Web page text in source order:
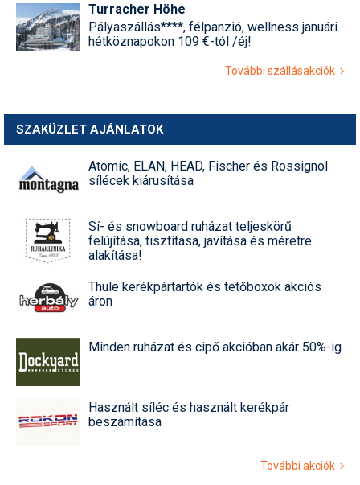
Turracher Höhe
Pályaszállás****, félpanzió, wellness januári
hétköznapokon 109 €-tól /éj!
További szállásakciók
SZAKÜZLET AJÁNLATOK
Atomic, ELAN, HEAD, Fischer és Rossignol
sílécek kiárusítása
Sí- és snowboard ruházat teljeskörű
felújítása, tisztítása, javítása és méretre
alakítása!
Thule kerékpártartók és tetőboxok akciós
áron
Minden ruházat és cipő akcióban akár 50%-ig
Használt síléc és használt kerékpár
beszámítása
További akciók